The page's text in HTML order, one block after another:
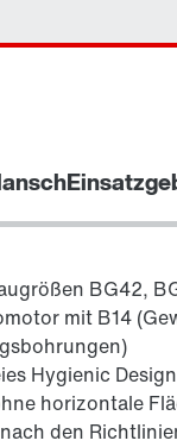
BG42,
mit B14
Hygienic
horizontale
den